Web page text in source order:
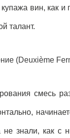
вин, как
талант.
(Deuxième
смесь
не знали, как